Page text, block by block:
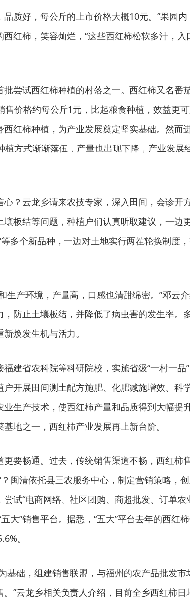
品质好，每公斤的上市价格大概10元。”果园
红柿，笑容灿烂，“这些西红柿松软多汁，入
批尝试西红柿种植的村落之一。西红柿又名番
售价格约每公斤1元，比起粮食种植，效益更
西红柿种植，为产业发展奠定坚实基础。然而
植方式渐渐落伍，产量也出现下降，产业发展
心？云龙乡请来农技专家，深入田间，会诊开
板结等问题，种植户们认真听取建议，一边
等多个新品种，一边对土地实行两茬轮换制度
生产环境，产量高，口感也清甜绵密。”邓云
防止土壤板结，并降低了病虫害的发生率。
焕发生机与活力。
建省农科院等科研院校，实施省级“一村一品
开展田间测土配方施肥、化肥减施增效、科
生产技术，使西红柿产量和品质得到大幅提
地之一，西红柿产业发展再上新台阶。
更要畅通。过去，传统销售渠道不畅，西红柿
闽清依托县三农服务中心，制定营销策略，
试“电商网络、社区团购、商超批发、订单农
大”销售平台。据悉，“五大”平台去年的西红
。
基础，组建销售联盟，与福州的农产品批发市
”云龙乡相关负责人介绍，目前全乡西红柿日